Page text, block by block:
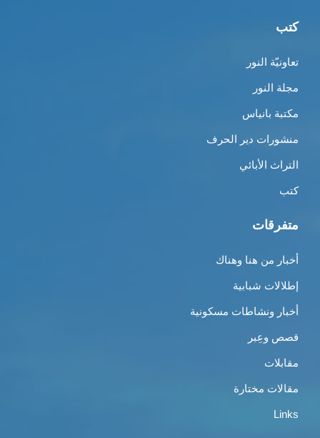
كتب
تعاونيّة النور
مجلة النور
مكتبة بانياس
منشورات دير الحرف
التراث الأبائي
كتب
متفرقات
أخبار من هنا وهناك
إطلالات شبابية
أخبار ونشاطات مسكونية
قصص وعِبر
مقابلات
مقالات مختارة
Links